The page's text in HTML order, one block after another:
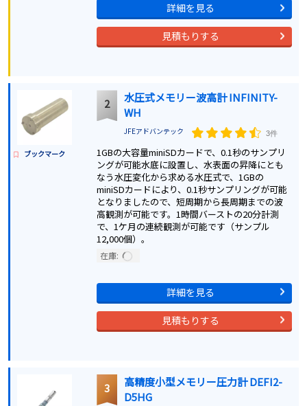
詳細を見る
見積もりする
ブックマーク
2
水圧式メモリー波高計 INFINITY-
WH
JFEアドバンテック 3件
1GBの大容量miniSDカードで、0.1秒のサンプリ
ングが可能水底に設置し、水表面の昇降にとも
なう水圧変化から求める水圧式で、1GBの
miniSDカードにより、0.1秒サンプリングが可能
となりましたので、短周期から長周期までの波
高観測が可能です。1時間バーストの20分計測
で、1ケ月の連続観測が可能です（サンプル
12,000個）。
在庫:
詳細を見る
見積もりする
3
高精度小型メモリー圧力計 DEFI2-
D5HG